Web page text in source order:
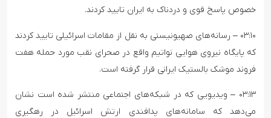
خصوص پاسخ قوی و دردناک به ایران تایید کردند.
۰۳:۱۰ – رسانه‌های صهیونیستی به نقل از مقامات اسرائیلی تایید کردند
که پایگاه نیروی هوایی نواتیم واقع در صحرای نقب مورد حمله هفت
فروند موشک بالستیک ایرانی قرار گرفته است.
۰۳:۱۳ – ویدیویی که در شبکه‌های اجتماعی منتشر شده است نشان
می‌دهد که سامانه‌های پدافندی ارتش اسرائیل در رهگیری